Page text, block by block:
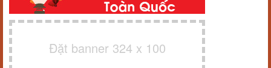
Đặt banner 324 x 100